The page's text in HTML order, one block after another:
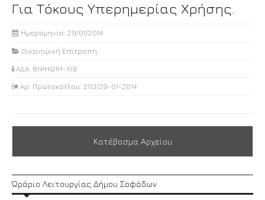
Για Τόκους Υπερημερίας Χρήσης.
Ημερομηνία: 29/01/2014
Οικονομική Επιτροπή
ΑΔΑ: ΒΙΨΗΩ1Μ-ΧΙ9
Αρ. Πρωτοκόλλου: 2113/29-01-2014
Κατέβασμα Αρχείου
Ώράριο Λειτουργίας Δήμου Σοφάδων